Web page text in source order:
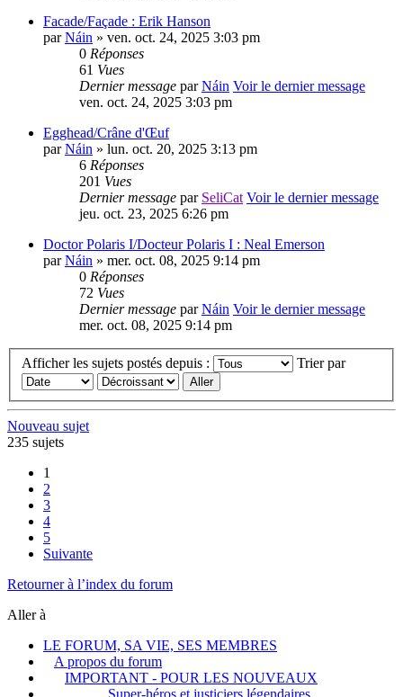
Facade/Façade : Erik Hanson
parNáin » ven. oct. 24, 2025 3:03 pm
0 Réponses
61 Vues
Dernier message parNáin Voir le dernier message
ven. oct. 24, 2025 3:03 pm
Egghead/Crâne d'Œuf
parNáin » lun. oct. 20, 2025 3:13 pm
6 Réponses
201 Vues
Dernier message par SeliCat Voir le dernier message
jeu. oct. 23, 2025 6:26 pm
Doctor Polaris I/Docteur Polaris I : Neal Emerson
parNáin » mer. oct. 08, 2025 9:14 pm
0 Réponses
72 Vues
Dernier message parNáin Voir le dernier message
mer. oct. 08, 2025 9:14 pm
Afficher les sujets postés depuis : Trier par
Nouveau sujet
235 sujets
1
2
3
4
5
Suivante
Retourner à l’index du forum
Aller à
LE FORUM, SA VIE, SES MEMBRES
A propos du forum
IMPORTANT - POUR LES NOUVEAUX
Super-héros et justiciers légendaires